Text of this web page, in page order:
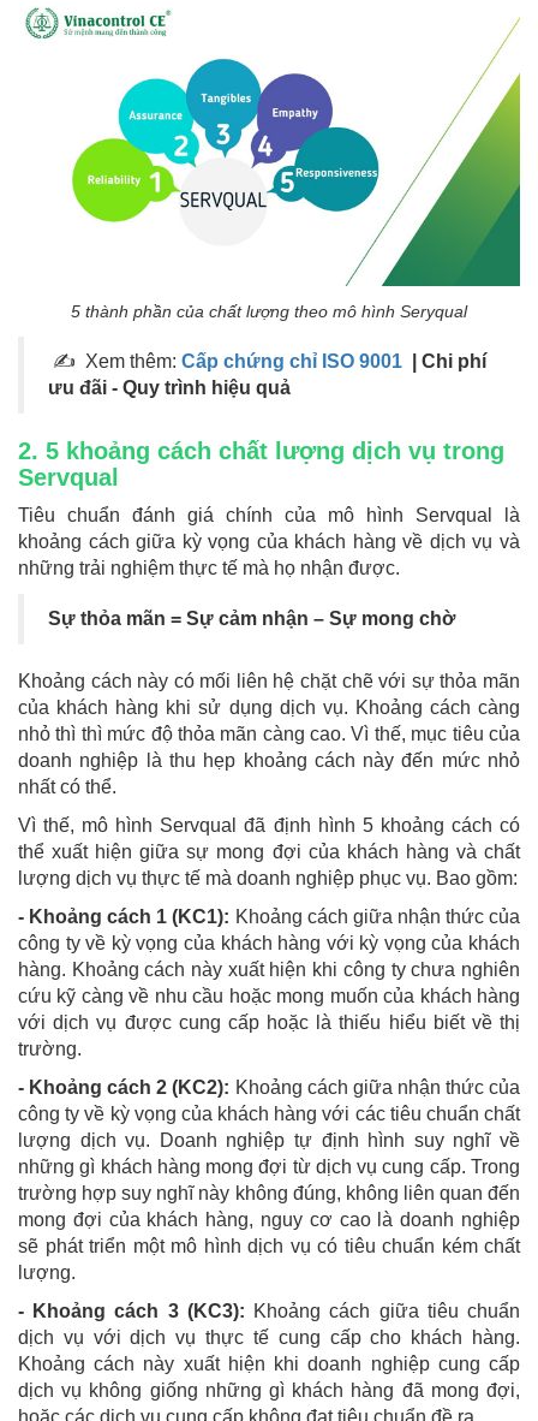
5 thành phần của chất lượng theo mô hình Seryqual
✍ Xem thêm: Cấp chứng chỉ ISO 9001
| Chi phí
ưu đãi - Quy trình hiệu quả
2. 5 khoảng cách chất lượng dịch vụ trong
Servqual
Tiêu chuẩn đánh giá chính của mô hình Servqual là
khoảng cách giữa kỳ vọng của khách hàng về dịch vụ và
những trải nghiệm thực tế mà họ nhận được.
Sự thỏa mãn = Sự cảm nhận – Sự mong chờ
Khoảng cách này có mối liên hệ chặt chẽ với sự thỏa mãn
của khách hàng khi sử dụng dịch vụ. Khoảng cách càng
nhỏ thì thì mức độ thỏa mãn càng cao. Vì thế, mục tiêu của
doanh nghiệp là thu hẹp khoảng cách này đến mức nhỏ
nhất có thể.
Vì thế, mô hình Servqual đã định hình 5 khoảng cách có
thể xuất hiện giữa sự mong đợi của khách hàng và chất
lượng dịch vụ thực tế mà doanh nghiệp phục vụ. Bao gồm:
- Khoảng cách 1 (KC1): Khoảng cách giữa nhận thức của
công ty về kỳ vọng của khách hàng với kỳ vọng của khách
hàng. Khoảng cách này xuất hiện khi công ty chưa nghiên
cứu kỹ càng về nhu cầu hoặc mong muốn của khách hàng
với dịch vụ được cung cấp hoặc là thiếu hiểu biết về thị
trường.
- Khoảng cách 2 (KC2): Khoảng cách giữa nhận thức của
công ty về kỳ vọng của khách hàng với các tiêu chuẩn chất
lượng dịch vụ. Doanh nghiệp tự định hình suy nghĩ về
những gì khách hàng mong đợi từ dịch vụ cung cấp. Trong
trường hợp suy nghĩ này không đúng, không liên quan đến
mong đợi của khách hàng, nguy cơ cao là doanh nghiệp
sẽ phát triển một mô hình dịch vụ có tiêu chuẩn kém chất
lượng.
- Khoảng cách 3 (KC3): Khoảng cách giữa tiêu chuẩn
dịch vụ với dịch vụ thực tế cung cấp cho khách hàng.
Khoảng cách này xuất hiện khi doanh nghiệp cung cấp
dịch vụ không giống những gì khách hàng đã mong đợi,